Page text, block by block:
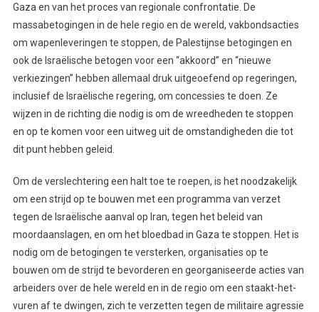
Gaza en van het proces van regionale confrontatie. De
massabetogingen in de hele regio en de wereld, vakbondsacties
om wapenleveringen te stoppen, de Palestijnse betogingen en
ook de Israëlische betogen voor een “akkoord” en “nieuwe
verkiezingen” hebben allemaal druk uitgeoefend op regeringen,
inclusief de Israëlische regering, om concessies te doen. Ze
wijzen in de richting die nodig is om de wreedheden te stoppen
en op te komen voor een uitweg uit de omstandigheden die tot
dit punt hebben geleid.
Om de verslechtering een halt toe te roepen, is het noodzakelijk
om een strijd op te bouwen met een programma van verzet
tegen de Israëlische aanval op Iran, tegen het beleid van
moordaanslagen, en om het bloedbad in Gaza te stoppen. Het is
nodig om de betogingen te versterken, organisaties op te
bouwen om de strijd te bevorderen en georganiseerde acties van
arbeiders over de hele wereld en in de regio om een staakt-het-
vuren af te dwingen, zich te verzetten tegen de militaire agressie